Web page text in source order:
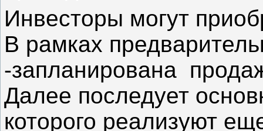
Инвесторы могут
В рамках
-запланирована
Далее последует
которого реализуют